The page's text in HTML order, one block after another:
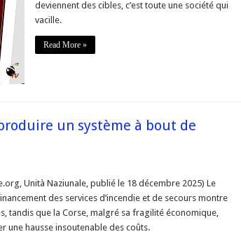
deviennent des cibles, c’est toute une société qui
vacille.
Read More »
un système à bout de
Unità Naziunale, publié le 18 décembre 2025) Le
des services d’incendie et de secours montre
tandis que la Corse, malgré sa fragilité économique,
une hausse insoutenable des coûts.